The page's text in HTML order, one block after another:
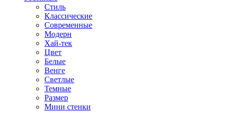
Стиль
Классические
Современные
Модерн
Хай-тек
Цвет
Белые
Венге
Светлые
Темные
Размер
Мини стенки